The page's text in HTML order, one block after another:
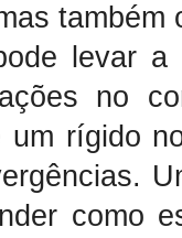
levar a
no
um rígido
como